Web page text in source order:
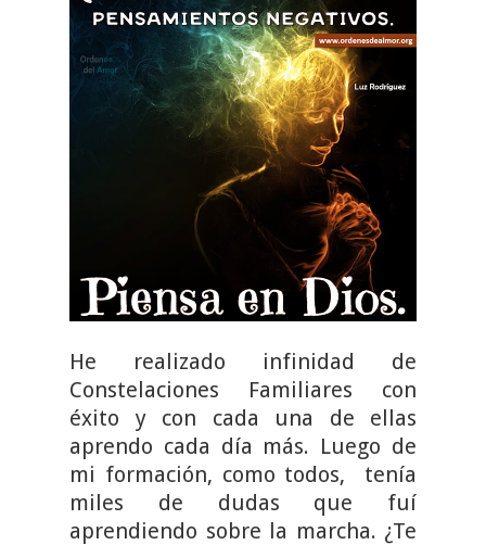
He realizado infinidad de
Constelaciones Familiares con
éxito y con cada una de ellas
aprendo cada día más. Luego de
mi formación, como todos, tenía
miles de dudas que fuí
aprendiendo sobre la marcha. ¿Te